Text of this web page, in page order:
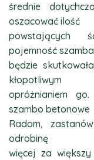
średnie
oszacować ilość
powstających
pojemność szamba
będzie
kłopotliwym
opróżnianiem
szambo betonowe
Radom,
odrobinę
więcej za